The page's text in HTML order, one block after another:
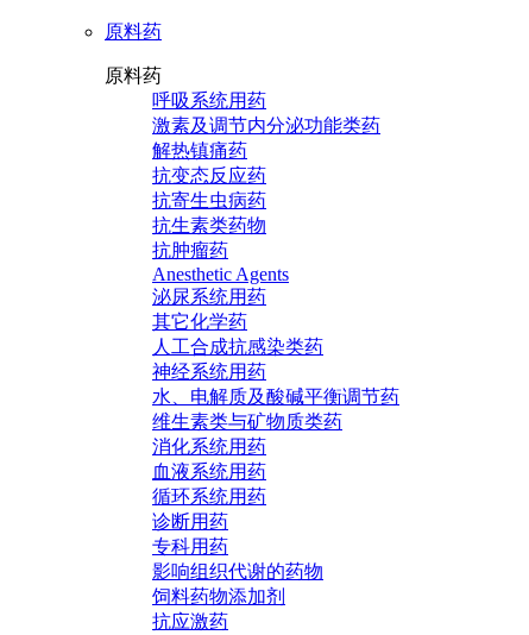
原料药
原料药
呼吸系统用药
激素及调节内分泌功能类药
解热镇痛药
抗变态反应药
抗寄生虫病药
抗生素类药物
抗肿瘤药
Anesthetic Agents
泌尿系统用药
其它化学药
人工合成抗感染类药
神经系统用药
水、电解质及酸碱平衡调节药
维生素类与矿物质类药
消化系统用药
血液系统用药
循环系统用药
诊断用药
专科用药
影响组织代谢的药物
饲料药物添加剂
抗应激药